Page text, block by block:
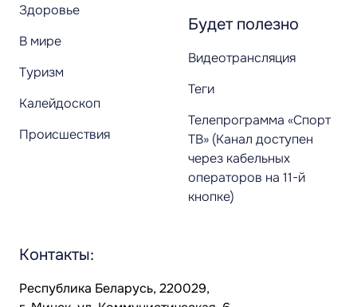
Здоровье
В мире
Туризм
Калейдоскоп
Происшествия
Будет полезно
Видеотрансляция
Теги
Телепрограмма «Спорт
ТВ» (Канал доступен
через кабельных
операторов на 11-й
кнопке)
Контакты:
Республика Беларусь, 220029,